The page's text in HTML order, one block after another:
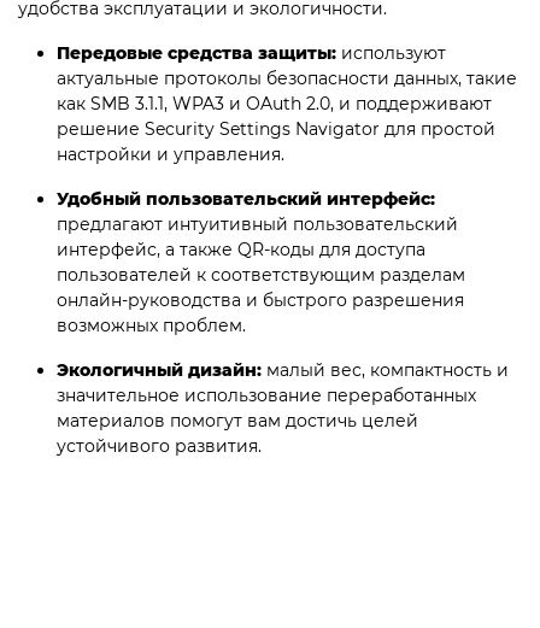
удобства эксплуатации и экологичности.
Передовые средства защиты: используют
актуальные протоколы безопасности данных, такие
как SMB 3.1.1, WPA3 и OAuth 2.0, и поддерживают
решение Security Settings Navigator для простой
настройки и управления.
Удобный пользовательский интерфейс:
предлагают интуитивный пользовательский
интерфейс, а также QR-коды для доступа
пользователей к соответствующим разделам
онлайн-руководства и быстрого разрешения
возможных проблем.
Экологичный дизайн: малый вес, компактность и
значительное использование переработанных
материалов помогут вам достичь целей
устойчивого развития.